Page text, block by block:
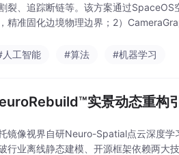
裂、追踪断链等。该方案通过
精准固化边境物理边界；2）
人工智能
#算法 #机器学习
实景动态重构
镜像视界自研Neuro-Spatial点云深度
行业离线静态建模、开源框架依赖两大